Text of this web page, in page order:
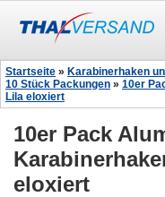
Startseite » Karabinerhaken
10 Stück Packungen » 10er
Lila eloxiert
10er Pack
eloxiert